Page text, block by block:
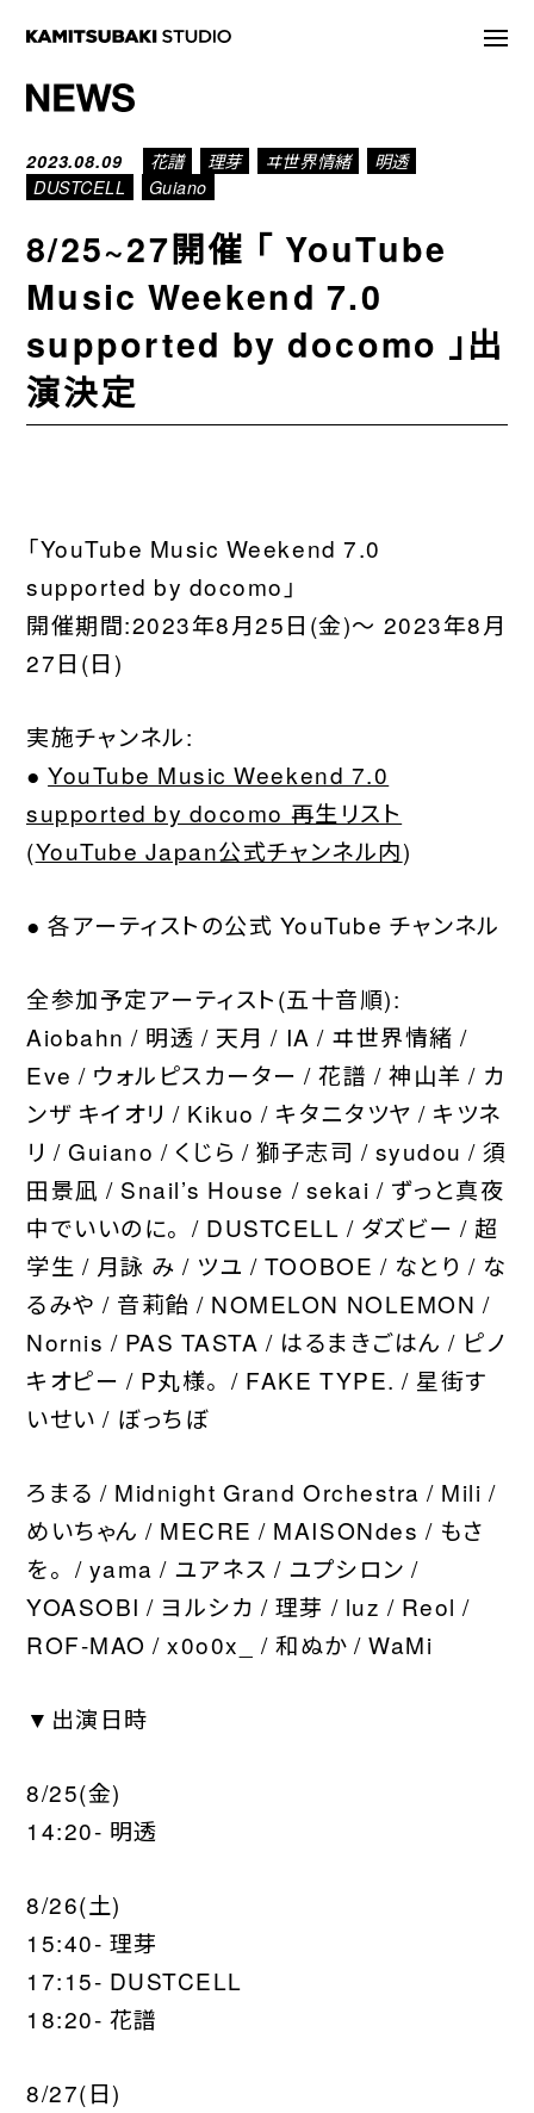
NEWS
STATEMENT
LIVE/EVENT
MEDIA
ARTIST
DISCOGRAPHY
WORDS
CONTACT
JOIN
2023.08.09 花譜 理芽 ヰ世界情緒
明透
DUSTCELL
Guiano
8/25~27開催 ｢ YouTube
Music Weekend 7.0
supported by docomo ｣出
演決定
「YouTube Music Weekend 7.0
supported by docomo」
開催期間:2023年8月25日(金)〜 2023年8月
27日(日)
実施チャンネル:
●YouTube Music Weekend 7.0
supported by docomo 再生リスト
(YouTube Japan公式チャンネル内)
● 各アーティストの公式 YouTube チャンネル
全参加予定アーティスト(五十音順):
Aiobahn / 明透 / 天月 / IA / ヰ世界情緒 /
Eve / ウォルピスカーター / 花譜 / 神山羊 / カ
ンザ キイオリ / Kikuo / キタニタツヤ / キツネ
リ / Guiano / くじら / 獅子志司 / syudou / 須
田景凪 / Snail’s House / sekai / ずっと真夜
中でいいのに。 / DUSTCELL / ダズビー / 超
学生 / 月詠 み / ツユ / TOOBOE / なとり / な
るみや / 音莉飴 / NOMELON NOLEMON /
Nornis / PAS TASTA / はるまきごはん / ピノ
キオピー / P丸様。 / FAKE TYPE. / 星街す
いせい / ぼっちぼ
ろまる / Midnight Grand Orchestra / Mili /
めいちゃん / MECRE / MAISONdes / もさ
を。 / yama / ユアネス / ユプシロン /
YOASOBI / ヨルシカ / 理芽 / luz / Reol /
ROF-MAO / x0o0x_ / 和ぬか / WaMi
▼出演日時
8/25(金)
14:20- 明透
8/26(土)
15:40- 理芽
17:15- DUSTCELL
18:20- 花譜
8/27(日)